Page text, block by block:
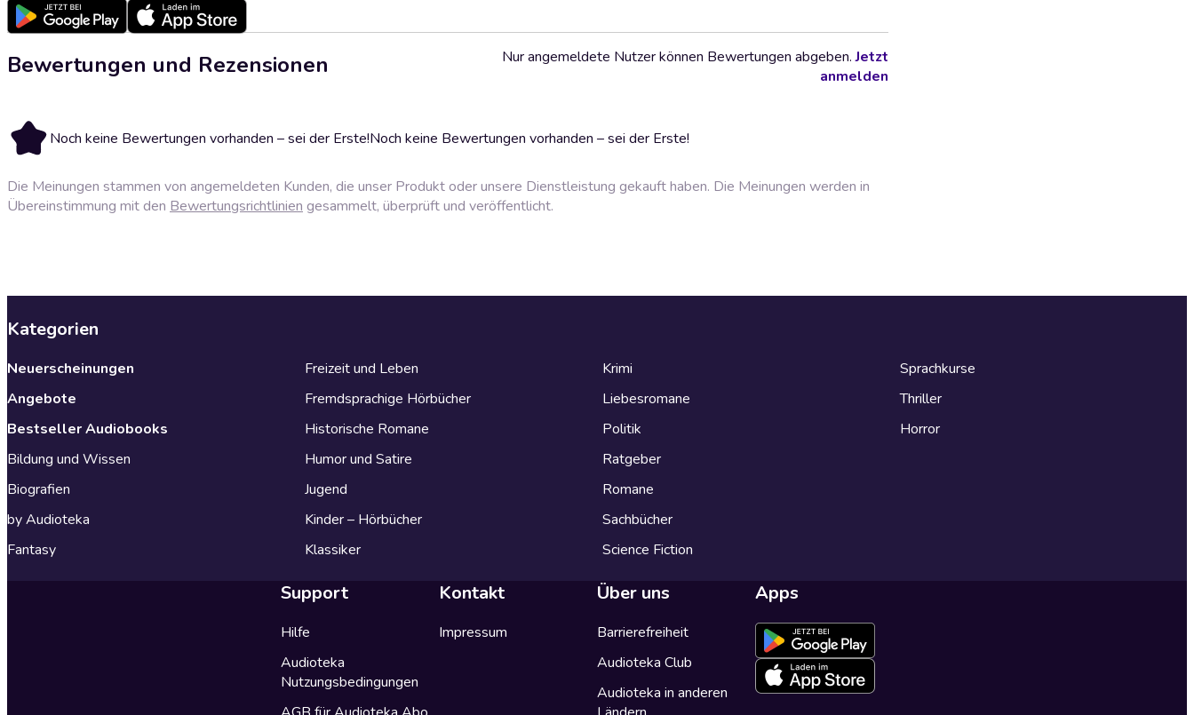
Bewertungen und Rezensionen
Noch keine Bewertungen vorhanden – sei der Erste!Noch keine Bewertungen vorhanden – sei der Erste!
Nur angemeldete Nutzer können Bewertungen abgeben.Jetzt
anmelden
Die Meinungen stammen von angemeldeten Kunden, die unser Produkt oder unsere Dienstleistung gekauft haben. Die Meinungen werden in
Übereinstimmung mit den Bewertungsrichtlinien gesammelt, überprüft und veröffentlicht.
Kategorien
Neuerscheinungen
Angebote
Bestseller Audiobooks
Bildung und Wissen
Biografien
by Audioteka
Fantasy
Freizeit und Leben
Fremdsprachige Hörbücher
Historische Romane
Humor und Satire
Jugend
Kinder – Hörbücher
Klassiker
Krimi
Liebesromane
Politik
Ratgeber
Romane
Sachbücher
Science Fiction
Sprachkurse
Thriller
Horror
Support
Hilfe
Audioteka
Nutzungsbedingungen
Kontakt
Impressum
Über uns
Barrierefreiheit
Audioteka Club
Audioteka in anderen
Apps